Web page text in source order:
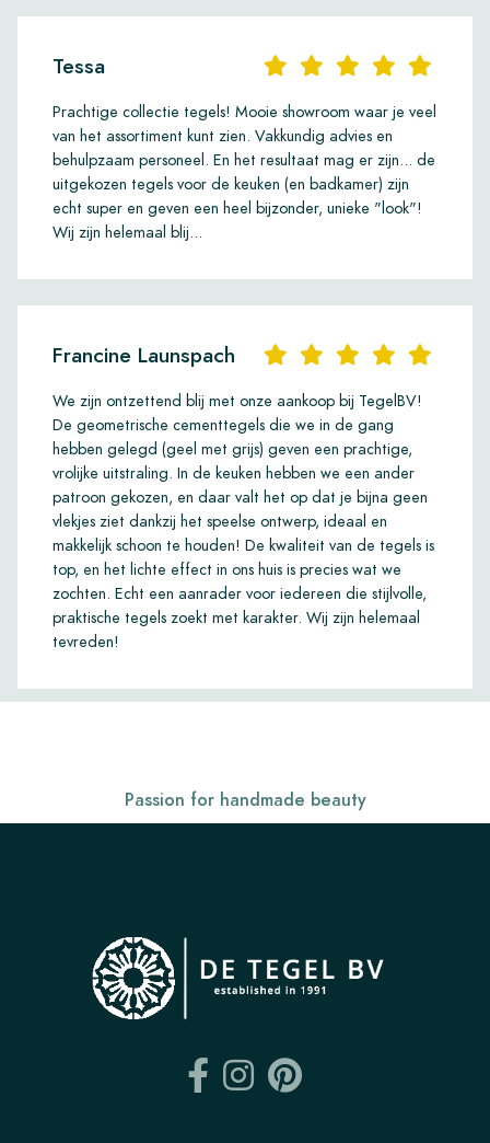
Tessa
Prachtige collectie tegels! Mooie showroom waar je veel
van het assortiment kunt zien. Vakkundig advies en
behulpzaam personeel. En het resultaat mag er zijn... de
uitgekozen tegels voor de keuken (en badkamer) zijn
echt super en geven een heel bijzonder, unieke "look"!
Wij zijn helemaal blij...
Francine Launspach
We zijn ontzettend blij met onze aankoop bij TegelBV!
De geometrische cementtegels die we in de gang
hebben gelegd (geel met grijs) geven een prachtige,
vrolijke uitstraling. In de keuken hebben we een ander
patroon gekozen, en daar valt het op dat je bijna geen
vlekjes ziet dankzij het speelse ontwerp, ideaal en
makkelijk schoon te houden! De kwaliteit van de tegels is
top, en het lichte effect in ons huis is precies wat we
zochten. Echt een aanrader voor iedereen die stijlvolle,
praktische tegels zoekt met karakter. Wij zijn helemaal
tevreden!
Passion for handmade beauty